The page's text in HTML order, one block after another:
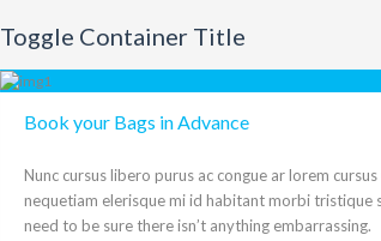
Toggle Container Title
Book your Bags in Advance
Nunc cursus libero purus ac congue ar lorem
nequetiam elerisque mi id habitant morbi tristique
need to be sure there isn’t anything embarrassing.